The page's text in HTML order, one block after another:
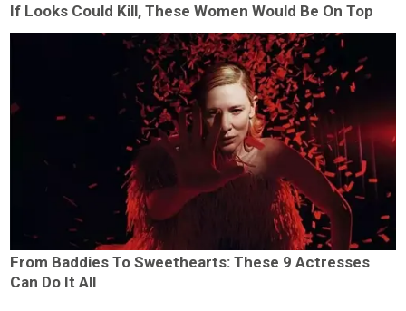
If Looks Could Kill, These Women Would Be On Top
From Baddies To Sweethearts: These 9 Actresses
Can Do It All